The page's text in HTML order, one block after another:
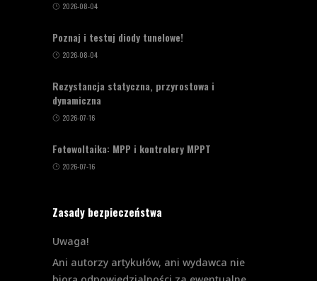
2026-08-04
Poznaj i testuj diody tunelowe!
2026-08-04
Rezystancja statyczna, przyrostowa i
dynamiczna
2026-07-16
Fotowoltaika: MPP i kontrolery MPPT
2026-07-16
Zasady bezpieczeństwa
Uwaga!
Ani autorzy artykułów, ani wydawca nie